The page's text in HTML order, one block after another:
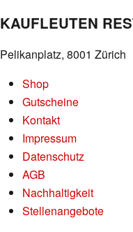
KAUFLEUTEN
Pelikanplatz, 8001 Zürich
Shop
Gutscheine
Kontakt
Impressum
Datenschutz
AGB
Nachhaltigkeit
Stellenangebote